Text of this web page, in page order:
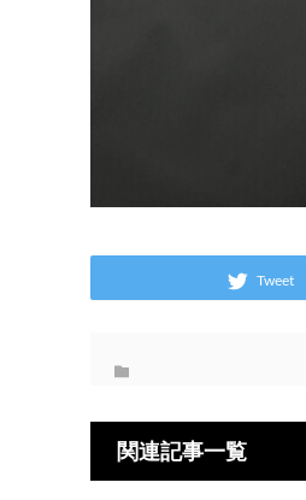
Tweet
関連記事一覧